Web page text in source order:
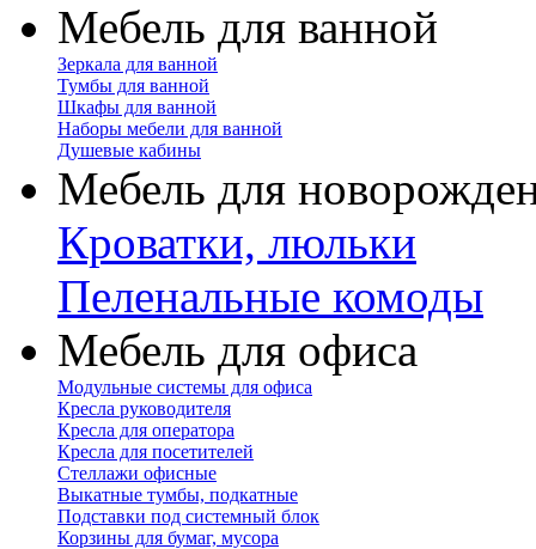
Мебель для ванной
Зеркала для ванной
Тумбы для ванной
Шкафы для ванной
Наборы мебели для ванной
Душевые кабины
Мебель для
Кроватки, люльки
Пеленальные комоды
Мебель для офиса
Модульные системы для офиса
Кресла руководителя
Кресла для оператора
Кресла для посетителей
Стеллажи офисные
Выкатные тумбы, подкатные
Подставки под системный блок
Корзины для бумаг, мусора